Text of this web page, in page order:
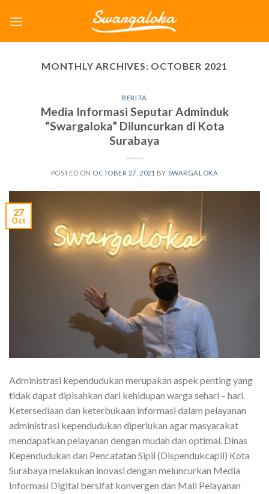
MONTHLY ARCHIVES: OCTOBER 2021
BERITA
Media Informasi Seputar Adminduk
“Swargaloka” Diluncurkan di Kota
Surabaya
POSTED ON OCTOBER 27, 2021 BY SWARGALOKA
27
Oct
Administrasi kependudukan merupakan aspek penting yang
tidak dapat dipisahkan dari kehidupan warga sehari – hari.
Ketersediaan dan keterbukaan informasi dalam pelayanan
administrasi kependudukan diperlukan agar masyarakat
mendapatkan pelayanan dengan mudah dan optimal. Dinas
Kependudukan dan Pencatatan Sipil (Dispendukcapil) Kota
Surabaya melakukan inovasi dengan meluncurkan Media
Informasi Digital bersifat konvergen dan Mall Pelayanan